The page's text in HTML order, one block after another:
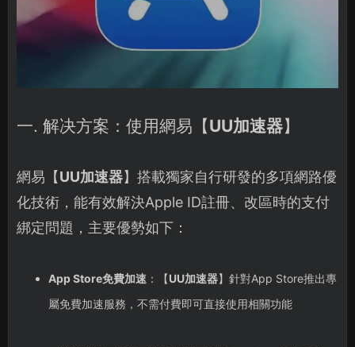
一. 解决方案：使用網易【UU加速器】
網易【UU加速器】搭載獨家自行研發的多項網路優
化技術，能有效解決Apple ID註冊、改區時的支付
綁定問題，主要優勢如下：
App Store免費加速：【UU加速器】針對App Store推出專
屬免費加速服務，不需付費即可直接使用相關功能